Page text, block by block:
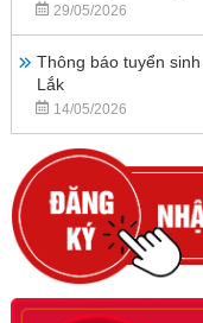
29/05/2026
Thông báo tuyển
Lắk
14/05/2026